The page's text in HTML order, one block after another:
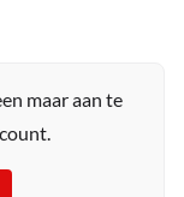
maar aan te